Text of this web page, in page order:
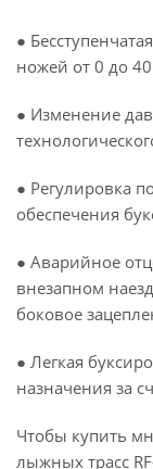
●
ножей от 0 до
● Изменение
● Регулировка
обеспечения
● Аварийное
внезапном
боковое
● Легкая
назначения за
Чтобы купить
лыжных трасс